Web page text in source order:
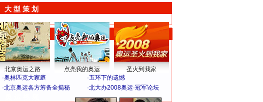
大 型 策 划
北京奥运之路 点亮我的奥运
圣火到我家
·奥林匹克大家庭 ·五环下的遗憾
·北京奥运各方筹备全揭秘 ·北大办2008奥运·冠军论坛